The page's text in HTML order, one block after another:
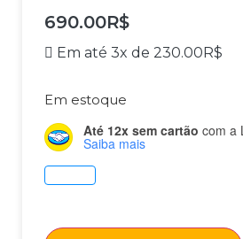
690.00R$
Em até 3x de 230.00R$
Em estoque
Até 12x sem cartão com a
Saiba mais